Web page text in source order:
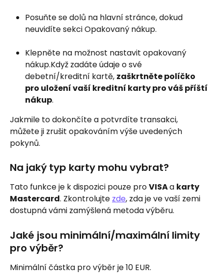
Posuňte se dolů na hlavní stránce, dokud
neuvidíte sekci Opakovaný nákup.
Klepněte na možnost nastavit opakovaný
nákup.Když zadáte údaje o své
debetní/kreditní kartě, zaškrtněte políčko
pro uložení vaší kreditní karty pro váš příští
nákup.
Jakmile to dokončíte a potvrdíte transakci,
můžete ji zrušit opakováním výše uvedených
pokynů.
Na jaký typ karty mohu vybrat?
Tato funkce je k dispozici pouze pro VISA a karty
Mastercard. Zkontrolujte zde, zda je ve vaší zemi
dostupná vámi zamýšlená metoda výběru.
Jaké jsou minimální/maximální limity
pro výběr?
Minimální částka pro výběr je 10 EUR.